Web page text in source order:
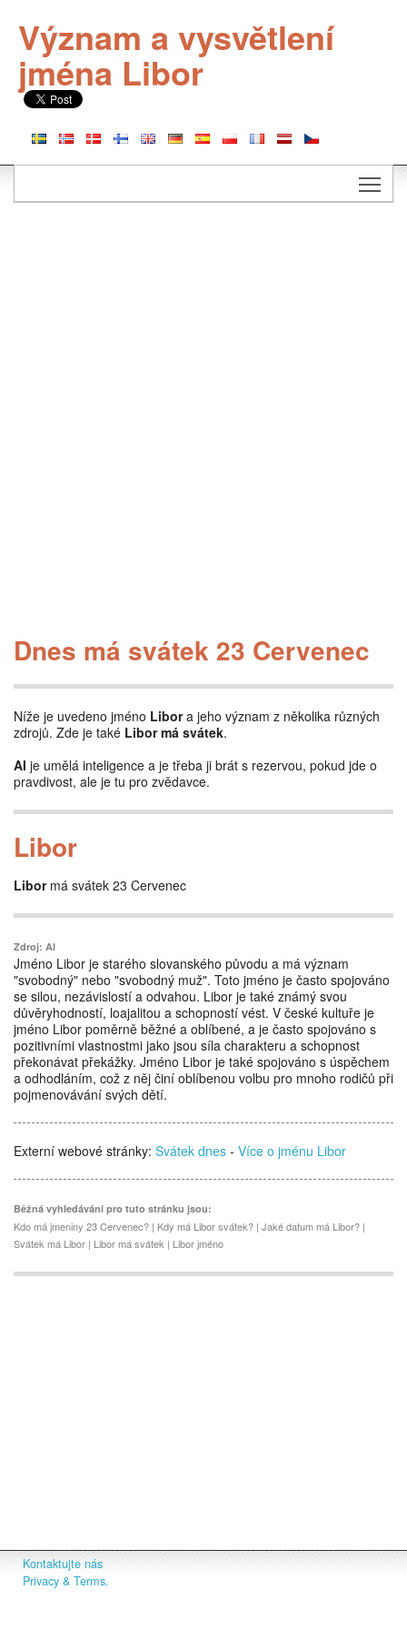
Význam a vysvětlení
jména Libor
Dnes má svátek 23 Cervenec
Níže je uvedeno jméno Libora jeho význam z několika různých
zdrojů. Zde je také Libor má svátek.
AI je umělá inteligence a je třeba ji brát s rezervou, pokud jde o
pravdivost, ale je tu pro zvědavce.
Libor
Libormá svátek 23 Cervenec
Zdroj: AI
Jméno Libor je starého slovanského původu a má význam
"svobodný" nebo "svobodný muž". Toto jméno je často spojováno
se silou, nezávislostí a odvahou. Libor je také známý svou
důvěryhodností, loajalitou a schopností vést. V české kultuře je
jméno Libor poměrně běžné a oblíbené, a je často spojováno s
pozitivními vlastnostmi jako jsou síla charakteru a schopnost
překonávat překážky. Jméno Libor je také spojováno s úspěchem
a odhodláním, což z něj činí oblíbenou volbu pro mnoho rodičů při
pojmenovávání svých dětí.
Externí webové stránky: Svátek dnes - Více o jménu Libor
Běžná vyhledávání pro tuto stránku jsou:
Kdo má jmeniny 23 Cervenec? | Kdy má Libor svátek? | Jaké datum má Libor? |
Svátek má Libor | Libor má svátek | Libor jméno
Kontaktujte nás
Privacy & Terms.